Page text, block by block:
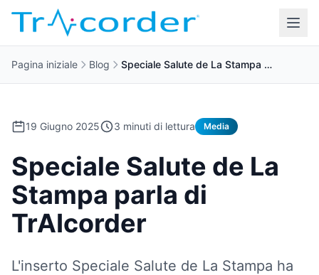
Pagina iniziale Blog Speciale Salute de La Stampa …
19 Giugno 2025 3 minuti di lettura Media
Speciale Salute de La
Stampa parla di
TrAIcorder
L'inserto Speciale Salute de La Stampa ha